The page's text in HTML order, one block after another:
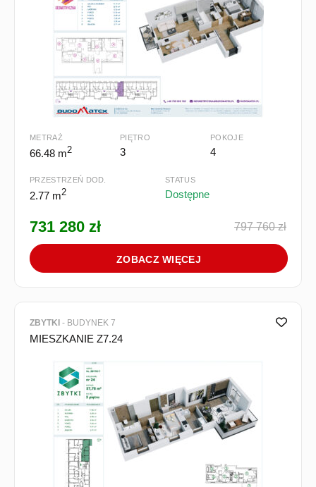
METRAŻ
66.48 m2
PIĘTRO
3
POKOJE
4
PRZESTRZEŃ DOD.
2.77 m2
STATUS
Dostępne
731 280 zł 797 760 zł
ZOBACZ WIĘCEJ
ZBYTKI - BUDYNEK 7
MIESZKANIE Z7.24